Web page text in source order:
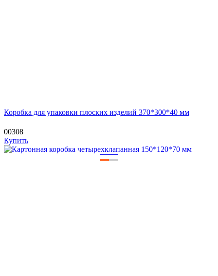
Коробка для упаковки плоских изделий 370*300*40 мм
00308
Купить
——